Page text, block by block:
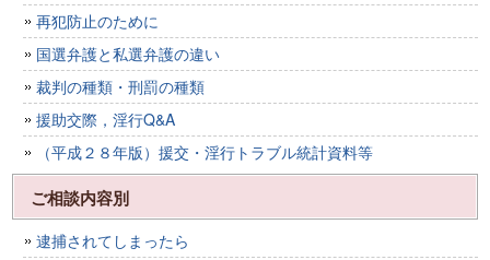
再犯防止のために
国選弁護と私選弁護の違い
裁判の種類・刑罰の種類
援助交際，淫行Q&A
（平成２８年版）援交・淫行トラブル統計資料等
ご相談内容別
逮捕されてしまったら